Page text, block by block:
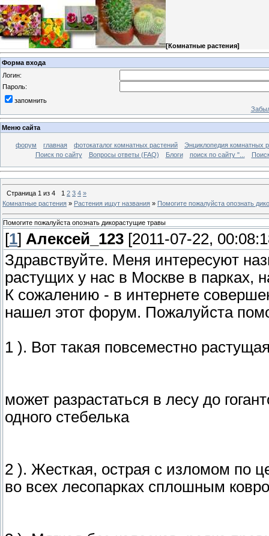
[Комнатные растения]
Форма входа
Логин:
Пароль:
запомнить
Меню сайта
форум главная фотокаталог комнатных растений
Энциклопедия комнатных
Поиск по сайту
Вопросы ответы (FAQ) Блоги поиск по сайту "...
Страница 1 из 4 1 2 3 4 »
Комнатные растения » Растения ищут названия » Помогите пожалуйста опознать
Помогите пожалуйста опознать дикорастущие травы
[1] Алексей_123 [2011-07-22,
Здравствуйте. Меня интересуют
растущих у нас в Москве в парках,
К сожалению - в интернете
нашел этот форум. Пожалуйста
1 ). Вот такая повсеместно
может разрастаться в лесу до
одного стебелька
2 ). Жесткая, острая с изломом по
во всех лесопарках сплошным